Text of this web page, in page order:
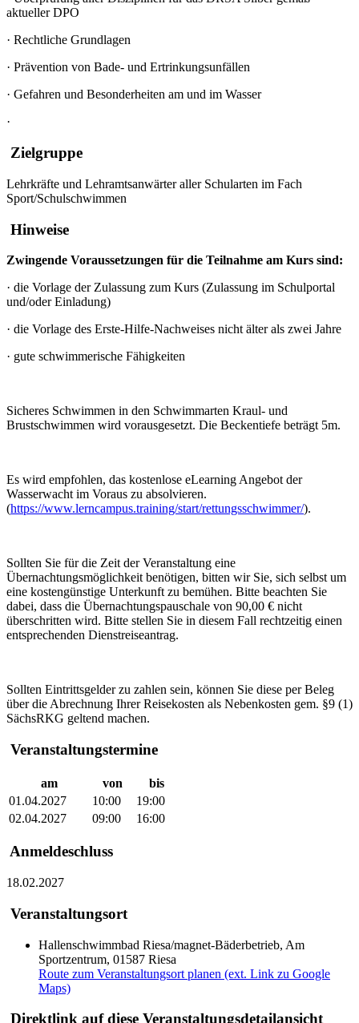
aktueller DPO
· Rechtliche Grundlagen
· Prävention von Bade- und Ertrinkungsunfällen
· Gefahren und Besonderheiten am und im Wasser
·
Zielgruppe
Lehrkräfte und Lehramtsanwärter aller Schularten im Fach
Sport/Schulschwimmen
Hinweise
Zwingende Voraussetzungen für die Teilnahme am Kurs sind:
· die Vorlage der Zulassung zum Kurs (Zulassung im Schulportal
und/oder Einladung)
· die Vorlage des Erste-Hilfe-Nachweises nicht älter als zwei Jahre
· gute schwimmerische Fähigkeiten
Sicheres Schwimmen in den Schwimmarten Kraul- und
Brustschwimmen wird vorausgesetzt. Die Beckentiefe beträgt 5m.
Es wird empfohlen, das kostenlose eLearning Angebot der
Wasserwacht im Voraus zu absolvieren.
(https://www.lerncampus.training/start/rettungsschwimmer/).
Sollten Sie für die Zeit der Veranstaltung eine
Übernachtungsmöglichkeit benötigen, bitten wir Sie, sich selbst um
eine kostengünstige Unterkunft zu bemühen. Bitte beachten Sie
dabei, dass die Übernachtungspauschale von 90,00 € nicht
überschritten wird. Bitte stellen Sie in diesem Fall rechtzeitig einen
entsprechenden Dienstreiseantrag.
Sollten Eintrittsgelder zu zahlen sein, können Sie diese per Beleg
über die Abrechnung Ihrer Reisekosten als Nebenkosten gem. §9 (1)
SächsRKG geltend machen.
Veranstaltungstermine
am von
bis
01.04.2027
10:00
19:00
02.04.2027
09:00 16:00
Anmeldeschluss
18.02.2027
Veranstaltungsort
Hallenschwimmbad Riesa/magnet-Bäderbetrieb, Am
Sportzentrum, 01587 Riesa
Route zum Veranstaltungsort planen (ext. Link zu Google
Maps)
Direktlink auf diese Veranstaltungsdetailansicht